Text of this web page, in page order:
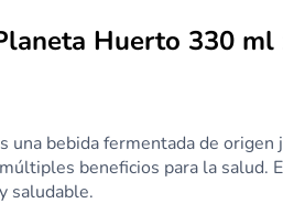
Huerto 330 ml
una bebida fermentada de
beneficios para la
saludable.